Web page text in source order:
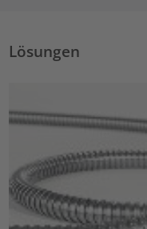
Lösungen